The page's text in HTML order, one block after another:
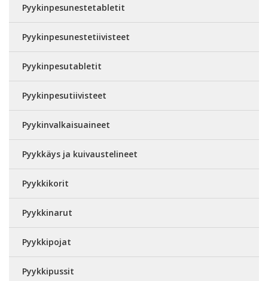
Pyykinpesunestetabletit
Pyykinpesunestetiivisteet
Pyykinpesutabletit
Pyykinpesutiivisteet
Pyykinvalkaisuaineet
Pyykkäys ja kuivaustelineet
Pyykkikorit
Pyykkinarut
Pyykkipojat
Pyykkipussit